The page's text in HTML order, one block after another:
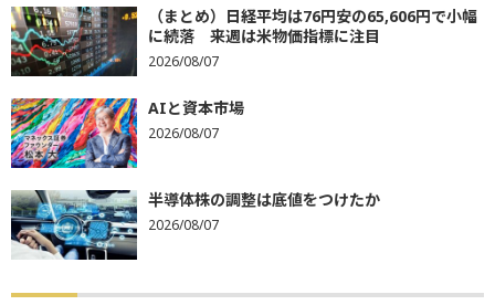
（まとめ）日経平均は76円安の65,606円で小幅
に続落 来週は米物価指標に注目
2026/08/07
AIと資本市場
2026/08/07
半導体株の調整は底値をつけたか
2026/08/07